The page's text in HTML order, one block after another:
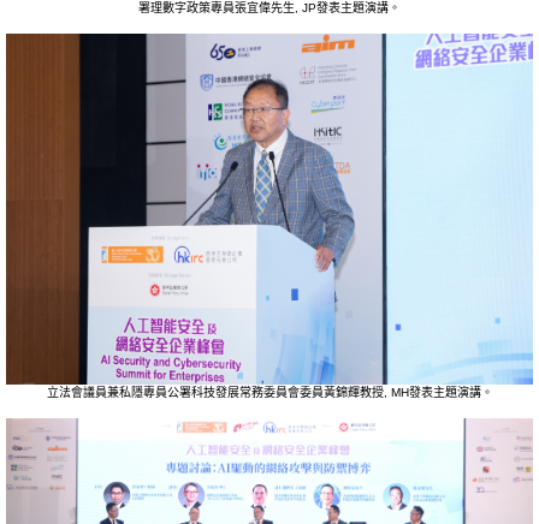
署理數字政策專員張宜偉先生, JP發表主題演講。
立法會議員兼私隱專員公署科技發展常務委員會委員黃錦輝教授, MH發表主題演講。